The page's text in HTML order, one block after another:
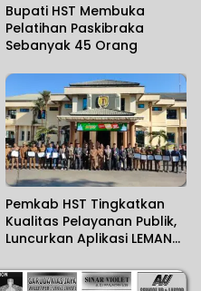
Bupati HST Membuka
Pelatihan Paskibraka
Sebanyak 45 Orang
Pemkab HST Tingkatkan
Kualitas Pelayanan Publik,
Luncurkan Aplikasi LEMANG